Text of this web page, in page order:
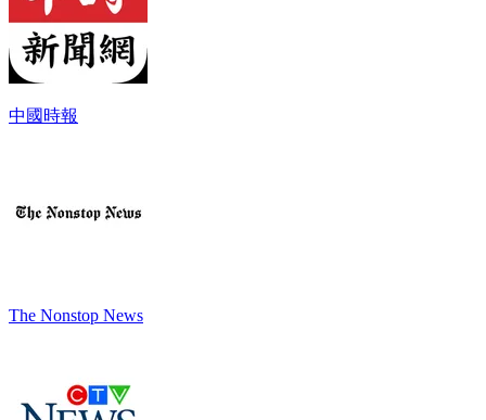
中國時報
The Nonstop News